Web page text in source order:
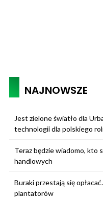
NAJNOWSZE
Jest zielone światło dla
technologii dla polskiego
Teraz będzie wiadomo, kto
handlowych
Buraki przestają się
plantatorów